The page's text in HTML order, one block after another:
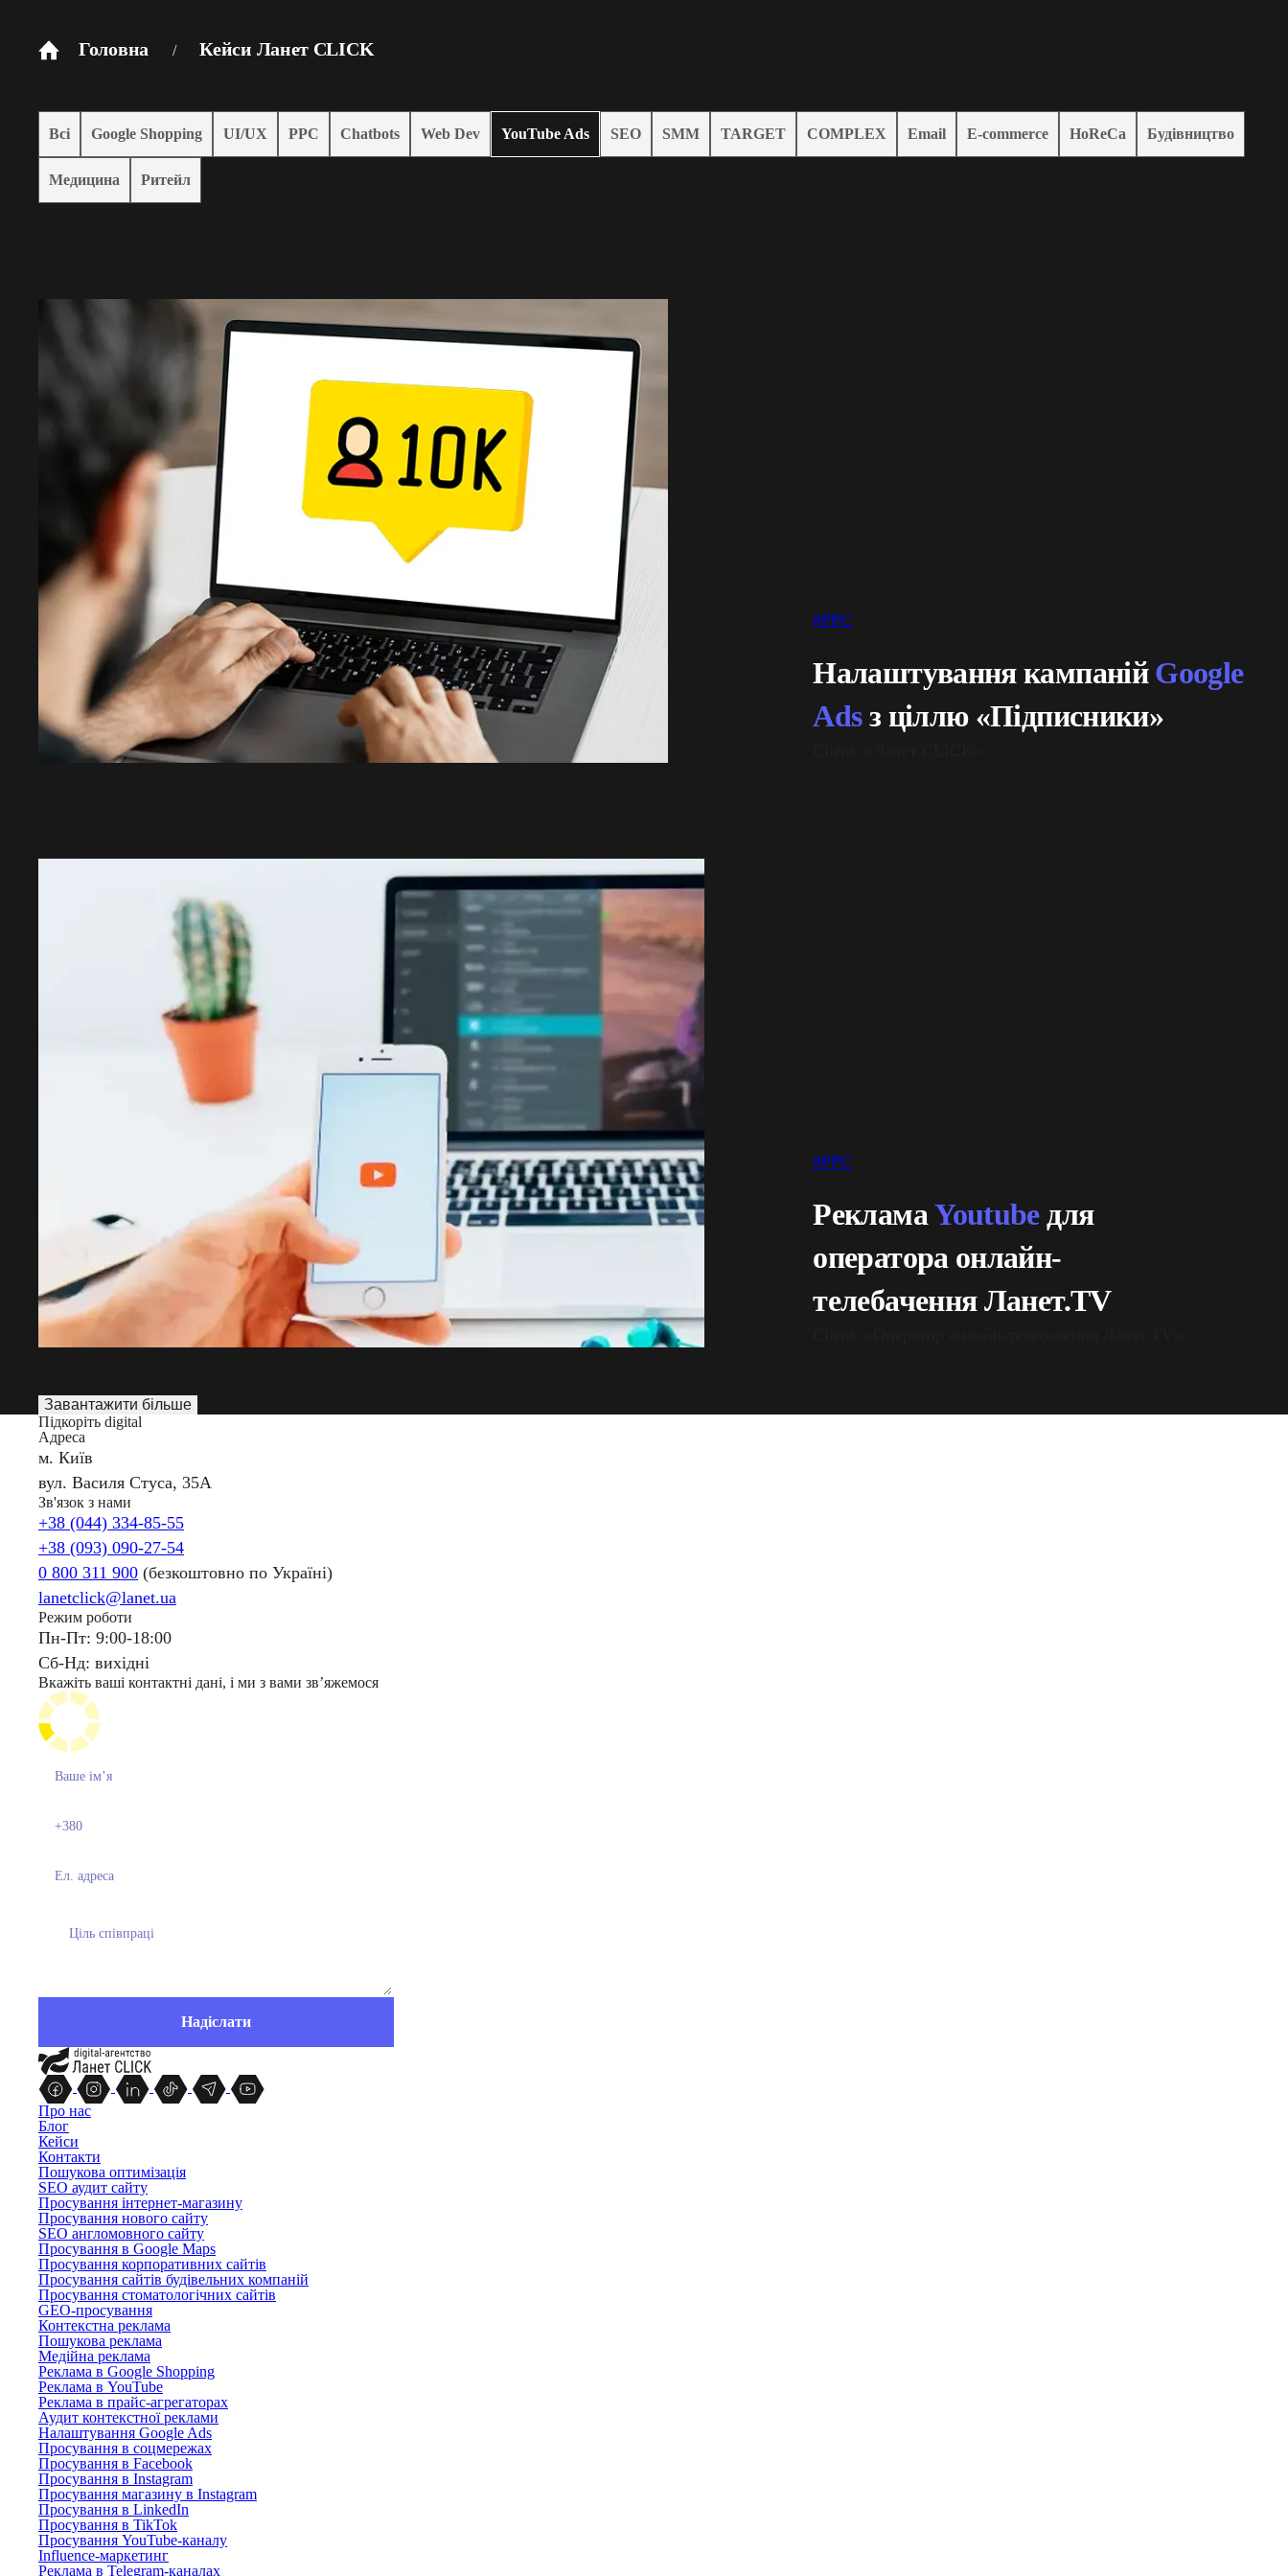
Головна / Кейси Ланет CLICK
Всі Google Shopping UI/UX PPC Chatbots Web Dev YouTube Ads SEO SMM TARGET COMPLEX Email E-commerce HoReCa Будівництво
Медицина Ритейл
#PPC
Налаштування кампанійGoogle
Adsз ціллю «Підписники»
#PPC
РекламаYoutubeдля
оператора онлайн-
телебачення Ланет.TV
Завантажити більше
Підкоріть digital
Адреса
м. Київ
вул. Василя Стуса, 35А
Зв'язок з нами
+38 (044) 334-85-55
+38 (093) 090-27-54
0 800 311 900 (безкоштовно по Україні)
lanetclick@lanet.ua
Режим роботи
Пн-Пт: 9:00-18:00
Сб-Нд: вихідні
Вкажіть ваші контактні дані, і ми з вами звʼяжемося
Про нас
Блог
Кейси
Контакти
Пошукова оптимізація
SEO аудит сайту
Просування інтернет-магазину
Просування нового сайту
SEO англомовного сайту
Просування в Google Maps
Просування корпоративних сайтів
Просування сайтів будівельних компаній
Просування стоматологічних сайтів
GEO-просування
Контекстна реклама
Пошукова реклама
Медійна реклама
Реклама в Google Shopping
Реклама в YouTube
Реклама в прайс-агрегаторах
Аудит контекстної реклами
Налаштування Google Ads
Просування в соцмережах
Просування в Facebook
Просування в Instagram
Просування магазину в Instagram
Просування в LinkedIn
Просування в TikTok
Просування YouTube-каналу
Influence-маркетинг
Реклама в Telegram-каналах